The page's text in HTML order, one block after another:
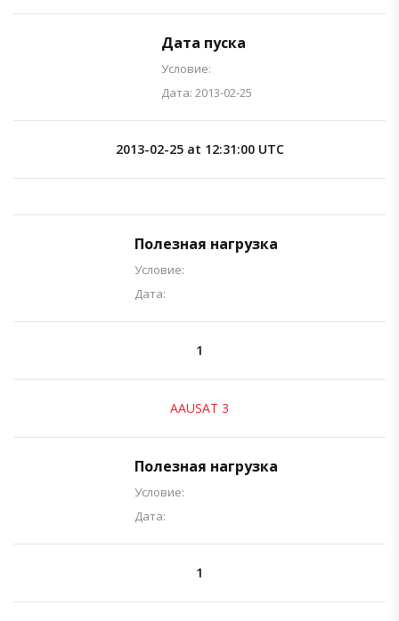
Дата пуска
Условие:
Дата: 2013-02-25
2013-02-25 at 12:31:00 UTC
Полезная нагрузка
Условие:
Дата:
1
AAUSAT 3
Полезная нагрузка
Условие:
Дата:
1